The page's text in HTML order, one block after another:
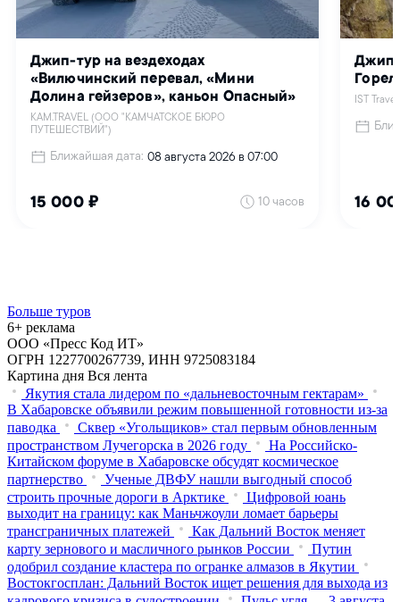
Больше туров
6+ реклама
ООО «Пресс Код ИТ»
ОГРН 1227700267739, ИНН 9725083184
Картина дня Вся лента
Якутия стала лидером по «дальневосточным гектарам»
В Хабаровске объявили режим повышенной готовности из‑за
паводка
Сквер «Угольщиков» стал первым обновленным
пространством Лучегорска в 2026 году
На Российско-
Китайском форуме в Хабаровске обсудят космическое
партнерство
Ученые ДВФУ нашли выгодный способ
строить прочные дороги в Арктике
Цифровой юань
выходит на границу: как Маньчжоули ломает барьеры
трансграничных платежей
Как Дальний Восток меняет
карту зернового и масличного рынков России
Путин
одобрил создание кластера по огранке алмазов в Якутии
Востокгосплан: Дальний Восток ищет решения для выхода из